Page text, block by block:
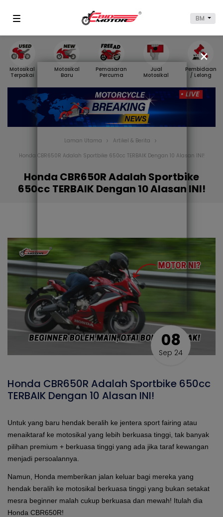
BM
Motosikal
Terpakai
Motosikal
Baru
Pemasaran
Percuma
Jual
Motosikal
Pembidaan
/ Lelong
Laman Utama
Artikel & Berita
Honda CBR650R Adalah Sportbike 650cc TERBAIK Dengan 10 Alasan INI!
Honda CBR650R Adalah Sportbike
650cc TERBAIK Dengan 10 Alasan INI!
08
Sep 24
Honda CBR650R Adalah Sportbike 650cc
TERBAIK Dengan 10 Alasan INI!
Untuk yang baru hendak beralih ke jentera sport fairing atau
menaiktaraf ke motosikal yang lebih berkuasa tinggi, tak banyak
pilihan premium + berkuasa tinggi yang ada jika taraf kewangan
menjadi persoalannya.
Namun, Honda memberikan jalan keluar bagi mereka yang
hendak beralih ke motosikal berkuasa tinggi yang bukan setakat
mesra beginner malah cukup berkuasa dan mewah! Itulah dia
Honda CBR650R!
×